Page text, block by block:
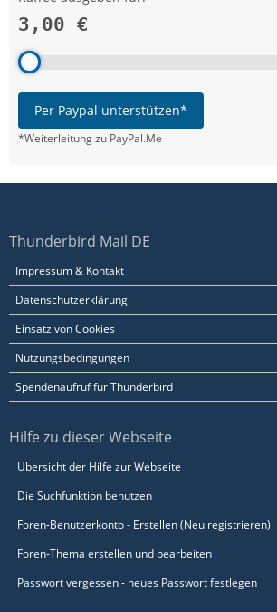
3,00 €
Per Paypal unterstützen*
*Weiterleitung zu PayPal.Me
Thunderbird Mail DE
Impressum & Kontakt
Datenschutzerklärung
Einsatz von Cookies
Nutzungsbedingungen
Spendenaufruf für Thunderbird
Hilfe zu dieser Webseite
Übersicht der Hilfe zur Webseite
Die Suchfunktion benutzen
Foren-Benutzerkonto - Erstellen (Neu registrieren)
Foren-Thema erstellen und bearbeiten
Passwort vergessen - neues Passwort festlegen